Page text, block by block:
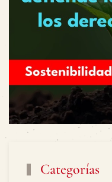
Categorías